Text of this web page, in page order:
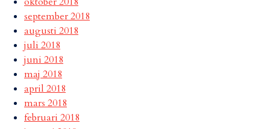
september 2018
augusti 2018
juli 2018
juni 2018
maj 2018
april 2018
mars 2018
februari 2018